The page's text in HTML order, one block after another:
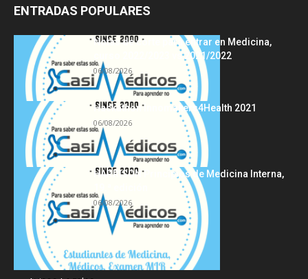
ENTRADAS POPULARES
Notas de corte para entrar en Medicina,
curso 2022/2023 vs 2021/2022
06/08/2026
Hackathon Innomakers4Health 2021
06/08/2026
HARRISON Principios de Medicina Interna,
06/08/2026
Acerca de